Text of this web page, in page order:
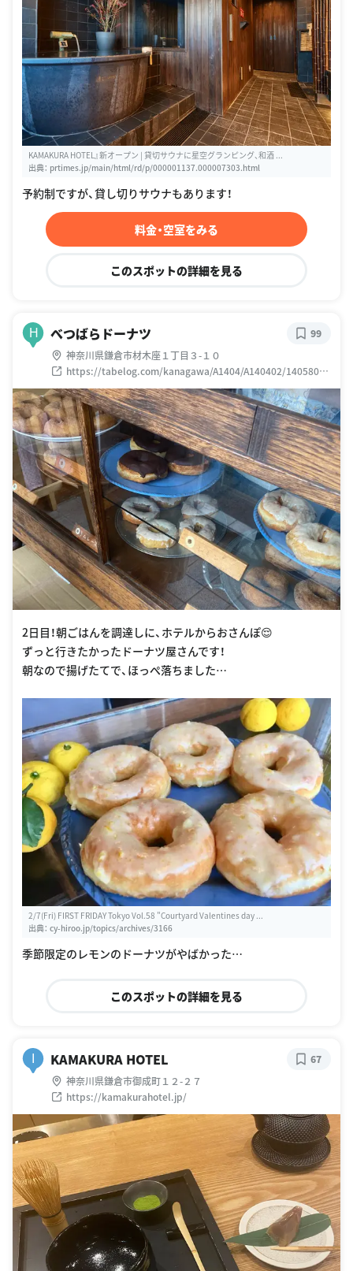
KAMAKURA HOTEL』新オープン | 貸切サウナに星空グランピング、和酒 ...
出典： prtimes.jp/main/html/rd/p/000001137.000007303.html
予約制ですが、貸し切りサウナもあります！
料金・空室をみる
このスポットの詳細を見る
H べつばらドーナツ
神奈川県鎌倉市材木座１丁目３-１０
https://tabelog.com/kanagawa/A1404/A140402/14058030
/
99
2日目！朝ごはんを調達しに、ホテルからおさんぽ😌
ずっと行きたかったドーナツ屋さんです！
朝なので揚げたてで、ほっぺ落ちました…
2/7(Fri) FIRST FRIDAY Tokyo Vol.58 "Courtyard Valentines day ...
出典： cy-hiroo.jp/topics/archives/3166
季節限定のレモンのドーナツがやばかった…
このスポットの詳細を見る
KAMAKURA HOTEL
神奈川県鎌倉市御成町１２-２７
https://kamakurahotel.jp/
67